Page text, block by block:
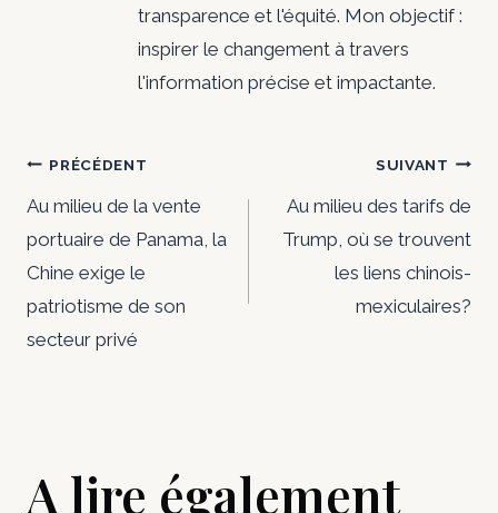
transparence et l'équité. Mon objectif :
inspirer le changement à travers
l'information précise et impactante.
Navigation
de
l’article
PRÉCÉDENT
Au milieu de la vente
portuaire de Panama, la
Chine exige le
patriotisme de son
secteur privé
SUIVANT
Au milieu des tarifs de
Trump, où se trouvent
les liens chinois-
mexiculaires?
A lire également